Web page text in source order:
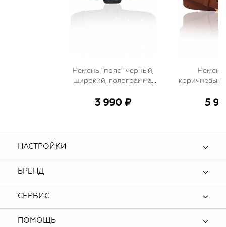
Ремень "пояс" черный,
широкий, голограмма,
3 990 ₽
Ремень
5
НАСТРОЙКИ
БРЕНД
СЕРВИС
ПОМОЩЬ